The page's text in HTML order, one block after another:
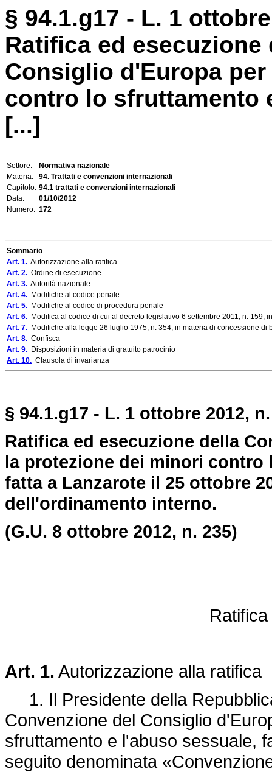
§ 94.1.g17 - L. 1
Ratifica ed
Consiglio d'Europa
contro lo sfruttamento
[...]
Settore:
Normativa nazionale
Materia:
94. Trattati e convenzioni internazionali
Capitolo: 94.1 trattati e convenzioni internazionali
Data:
01/10/2012
Numero: 172
Sommario
Art. 1. Autorizzazione alla ratifica
Art. 2. Ordine di esecuzione
Art. 3. Autorità nazionale
Art. 4. Modifiche al codice penale
Art. 5. Modifiche al codice di procedura penale
Art. 6. Modifica al codice di cui al decreto legislativo 6 settembre 2011, n.
Art. 7. Modifiche alla legge 26 luglio 1975, n. 354, in materia di concessione
Art. 8. Confisca
Art. 9. Disposizioni in materia di gratuito patrocinio
Art. 10. Clausola di invarianza
§ 94.1.g17 - L. 1 ottobre 2012,
Ratifica ed esecuzione della
la protezione dei minori
fatta a Lanzarote il 25 ottobre
dell'ordinamento interno.
(G.U. 8 ottobre 2012, n. 235)
Art. 1. Autorizzazione alla ratifica
1. Il Presidente della
Convenzione del Consiglio
sfruttamento e l'abuso sessuale,
seguito denominata